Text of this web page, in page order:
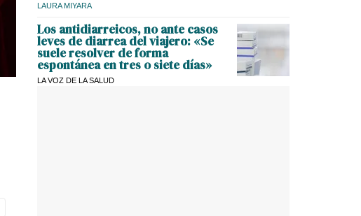
LAURA MIYARA
Los antidiarreicos, no ante casos
leves de diarrea del viajero: «Se
suele resolver de forma
espontánea en tres o siete días»
LA VOZ DE LA SALUD